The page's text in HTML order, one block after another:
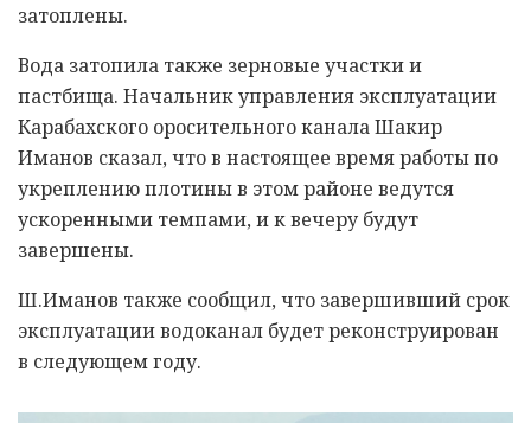
затоплены.
Вода затопила также зерновые участки и
пастбища. Начальник управления эксплуатации
Карабахского оросительного канала Шакир
Иманов сказал, что в настоящее время работы по
укреплению плотины в этом районе ведутся
ускоренными темпами, и к вечеру будут
завершены.
Ш.Иманов также сообщил, что завершивший срок
эксплуатации водоканал будет реконструирован
в следующем году.